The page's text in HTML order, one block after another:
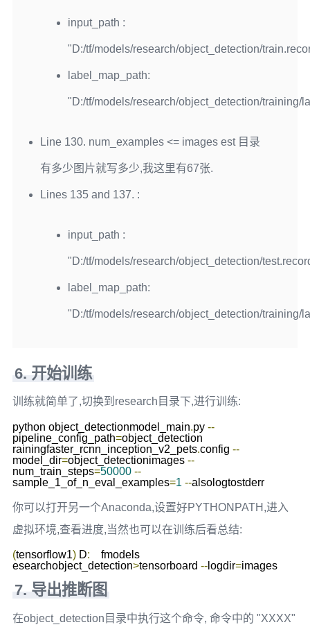
input_path :
"D:/tf/models/research/object_detection/
label_map_path:
"D:/tf/models/research/object_detection/training/
Line 130. num_examples <= images est 目录
有多少图片就写多少,我这里有67张.
Lines 135 and 137. :
input_path :
"D:/tf/models/research/object_detection/
label_map_path:
"D:/tf/models/research/object_detection/training/
6. 开始训练
训练就简单了,切换到research目录下,进行训练:
python object_detectionmodel_main.py --
pipeline_config_path=object_detection
rainingfaster_rcnn_inception_v2_pets.config --
model_dir=object_detectionimages --
num_train_steps=50000 --
sample_1_of_n_eval_examples=1 -- alsologtostderr
你可以打开另一个Anaconda,设置好PYTHONPATH,进入
虚拟环境,查看进度,当然也可以在训练后看总结:
(tensorflow1) D:
esearchobject_detection>tensorboard --logdir= images
7. 导出推断图
在object_detection目录中执行这个命令, 命令中的 "XXXX"